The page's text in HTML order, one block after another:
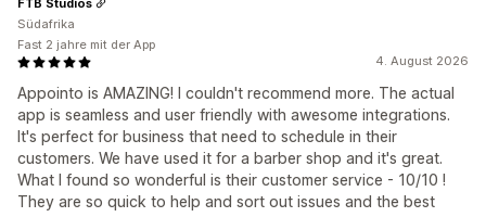
4. August 2026
Appointo is AMAZING! I couldn't recommend more. The actual
app is seamless and user friendly with awesome integrations.
It's perfect for business that need to schedule in their
customers. We have used it for a barber shop and it's great.
What I found so wonderful is their customer service - 10/10 !
They are so quick to help and sort out issues and the best
FTB Studios
Südafrika
Fast 2 jahre mit der App